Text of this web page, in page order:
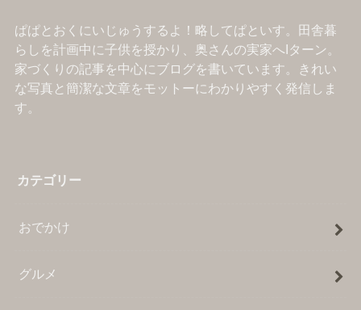
ぱぱとおくにいじゅうするよ！略してぱといす。田舎暮
らしを計画中に子供を授かり、奥さんの実家へIターン。
家づくりの記事を中心にブログを書いています。きれい
な写真と簡潔な文章をモットーにわかりやすく発信しま
す。
カテゴリー
おでかけ
グルメ